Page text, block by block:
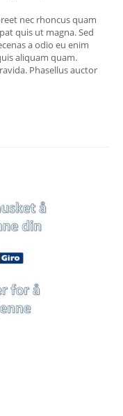
nec rhoncus quam
quis ut magna. Sed
a odio eu enim
aliquam quam.
Phasellus auctor